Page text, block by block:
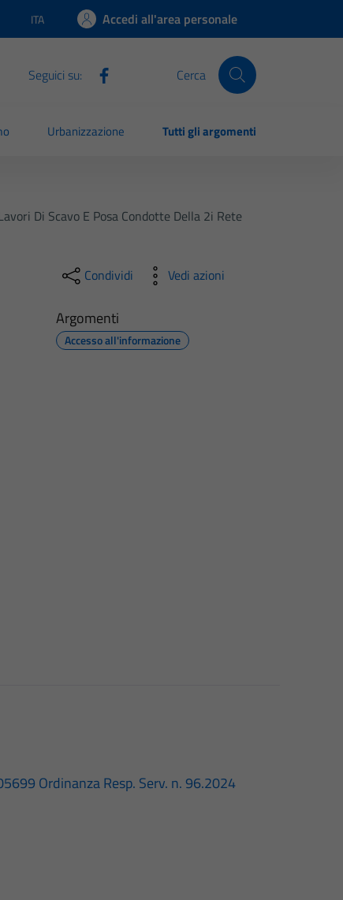
Lingua attiva:
ITA Accedi all'area personale
Seguici su: Cerca
Urbanizzazione Tutti gli argomenti
Di Scavo E Posa Condotte Della 2i Rete
Condividi Vedi azioni
Argomenti
Accesso all'informazione
Ordinanza Resp. Serv. n. 96.2024